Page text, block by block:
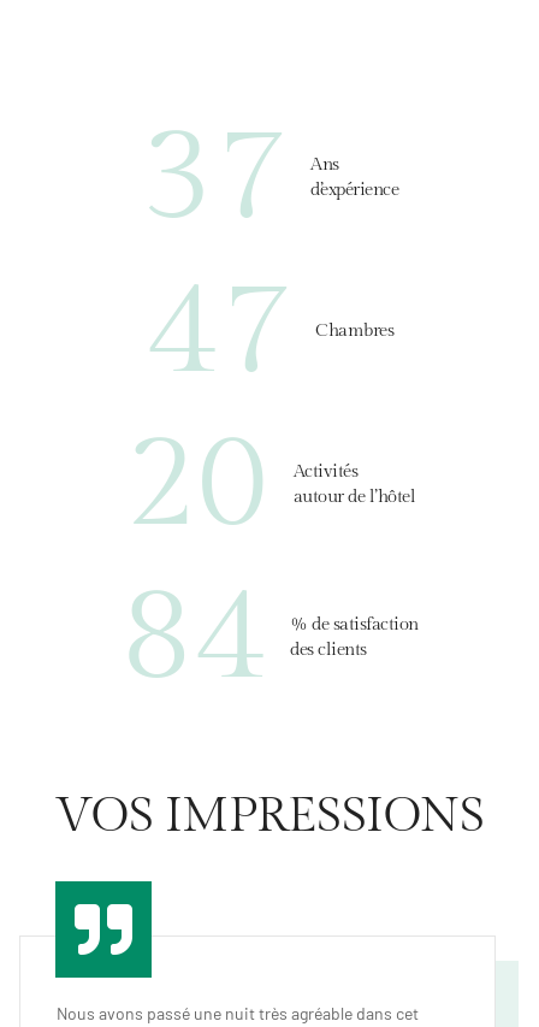
37
Ans
d’expérience
47 Chambres
20
Activités
autour de l’hôtel
84
% de satisfaction
des clients
VOS IMPRESSIONS
Énièmes fois que nous revivons l’expérience « Le vieux